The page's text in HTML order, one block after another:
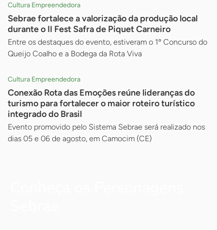
Cultura Empreendedora
Sebrae fortalece a valorização da produção local
durante o II Fest Safra de Piquet Carneiro
Entre os destaques do evento, estiveram o 1º Concurso do
Queijo Coalho e a Bodega da Rota Viva
Cultura Empreendedora
Conexão Rota das Emoções reúne lideranças do
turismo para fortalecer o maior roteiro turístico
integrado do Brasil
Evento promovido pelo Sistema Sebrae será realizado nos
dias 05 e 06 de agosto, em Camocim (CE)